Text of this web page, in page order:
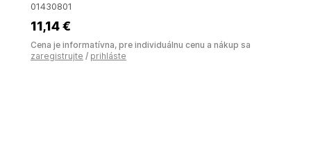
01430801
11,14 €
Cena je informatívna, pre individuálnu cenu a nákup sa
zaregistrujte / prihláste